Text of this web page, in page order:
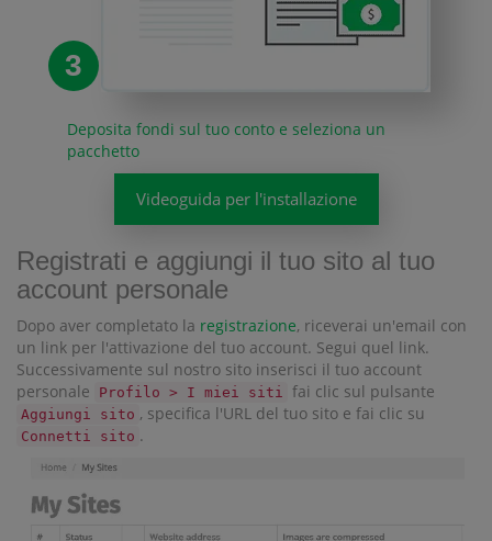
3
Deposita fondi sul tuo conto e seleziona un
pacchetto
Videoguida per l'installazione
Registrati e aggiungi il tuo sito al tuo
account personale
Dopo aver completato la registrazione, riceverai un'email con
un link per l'attivazione del tuo account. Segui quel link.
Successivamente sul nostro sito inserisci il tuo account
personale
Profilo > I miei siti fai clic sul pulsante
Aggiungi sito , specifica l'URL del tuo sito e fai clic su
Connetti sito .